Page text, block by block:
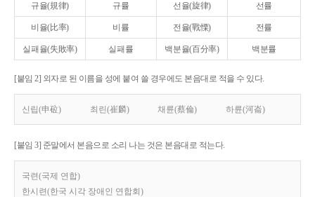
규율(規律) 규률 선율(旋律) 선률
비율(比率) 비률 전율(戰慄) 전률
실패율(失敗率) 실패률 백분율(百分率) 백분률
[붙임 2] 외자로 된 이름을 성에 붙여 쓸 경우에도 본음대로 적을 수 있다.
신립(申砬) 최린(崔麟) 채륜(蔡倫) 하륜(河崙)
[붙임 3] 준말에서 본음으로 소리 나는 것은 본음대로 적는다.
국련(국제 연합)
한시련(한국 시각 장애인 연합회)